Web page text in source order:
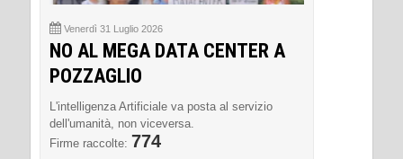
Venerdì 31 Luglio 2026
NO AL MEGA DATA CENTER A
POZZAGLIO
L'intelligenza Artificiale va posta al servizio
dell'umanità, non viceversa.
Firme raccolte: 774